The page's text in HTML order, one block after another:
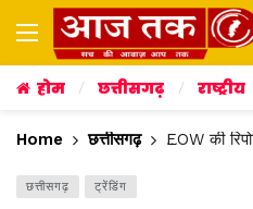
होम छत्तीसगढ़ राष्ट्रीय
Home छत्तीसगढ़ EOW की
छत्तीसगढ़ ट्रेंडिंग